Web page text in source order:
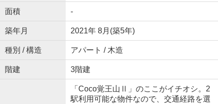
面積 -
築年月 2021年 8月(築5年)
種別 / 構造 アパート / 木造
階建 3階建
「Coco覚王山Ⅱ」のここがイチオシ。2
駅利用可能な物件なので、交通経路を選